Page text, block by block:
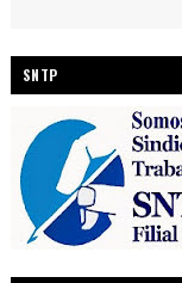
SNTP